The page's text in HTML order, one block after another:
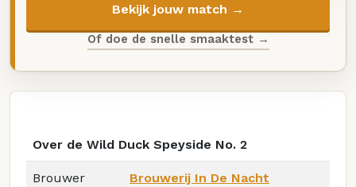
Bekijk jouw match →
Of doe de snelle smaaktest →
Over de Wild Duck Speyside No. 2
Brouwer Brouwerij In De Nacht